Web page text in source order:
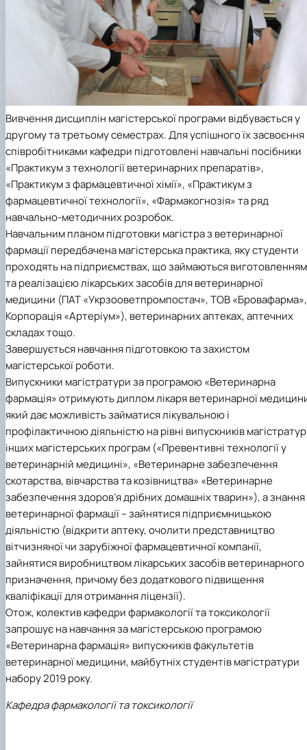
Вивчення дисциплін магістерської програми відбувається у
другому та третьому семестрах. Для успішного їх засвоєння
співробітниками кафедри підготовлені навчальні посібники
«Практикум з технології ветеринарних препаратів»,
«Практикум з фармацевтичної хімії», «Практикум з
фармацевтичної технології», «Фармакогнозія» та ряд
навчально-методичних розробок.
Навчальним планом підготовки магістра з ветеринарної
фармації передбачена магістерська практика, яку студенти
проходять на підприємствах, що займаються виготовленням
та реалізацією лікарських засобів для ветеринарної
медицини (ПАТ «Укрзооветпромпостач», ТОВ «Бровафарма»,
Корпорація «Артеріум»), ветеринарних аптеках, аптечних
складах тощо.
Завершується навчання підготовкою та захистом
магістерської роботи.
Випускники магістратури за програмою «Ветеринарна
фармація» отримують диплом лікаря ветеринарної
який дає можливість займатися лікувальною і
профілактичною діяльністю на рівні випускників
інших магістерських програм («Превентивні технології у
ветеринарній медицині», «Ветеринарне забезпечення
скотарства, вівчарства та козівництва» «Ветеринарне
забезпечення здоров’я дрібних домашніх тварин»), а знання
ветеринарної фармації – зайнятися підприємницькою
діяльністю (відкрити аптеку, очолити представництво
вітчизняної чи зарубіжної фармацевтичної компанії,
зайнятися виробництвом лікарських засобів ветеринарного
призначення, причому без додаткового підвищення
кваліфікації для отримання ліцензії).
Отож, колектив кафедри фармакології та токсикології
запрошує на навчання за магістерською програмою
«Ветеринарна фармація» випускників факультетів
ветеринарної медицини, майбутніх студентів магістратури
набору 2019 року.
Кафедра фармакології та токсикології